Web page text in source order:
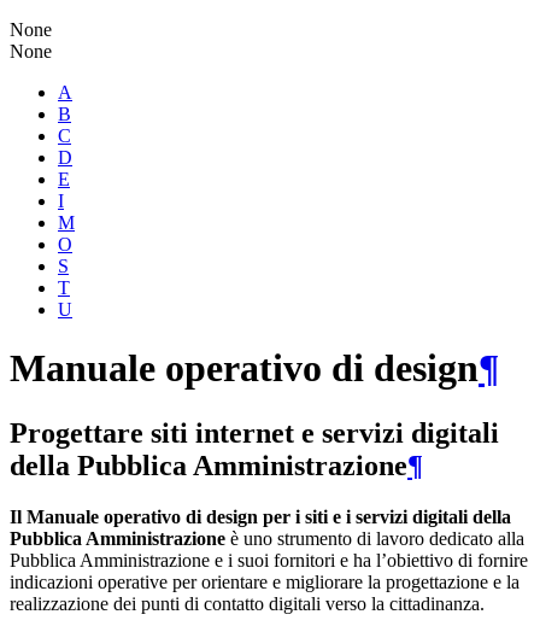
None
None
A
B
C
D
E
I
M
O
S
T
U
Manuale operativo di design¶
Progettare siti internet e servizi digitali
della Pubblica Amministrazione¶
Il Manuale operativo di design per i siti e i servizi digitali della
Pubblica Amministrazione è uno strumento di lavoro dedicato alla
Pubblica Amministrazione e i suoi fornitori e ha l’obiettivo di fornire
indicazioni operative per orientare e migliorare la progettazione e la
realizzazione dei punti di contatto digitali verso la cittadinanza.